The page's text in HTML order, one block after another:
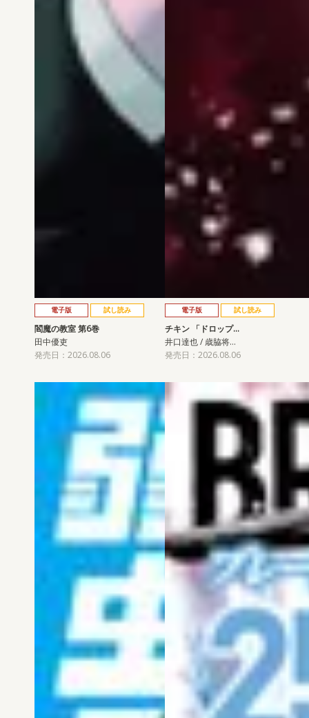
電子版 試し読み
閻魔の教室 第6巻
田中優吏
発売日：2026.08.06
電子版 試し読み
チキン 「ドロップ…
井口達也 / 歳脇将…
発売日：2026.08.06